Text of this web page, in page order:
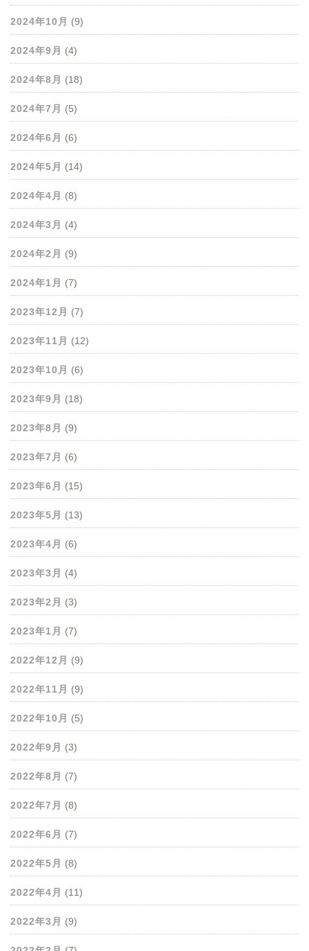
2024年10月 (9)
2024年9月 (4)
2024年8月 (18)
2024年7月 (5)
2024年6月 (6)
2024年5月 (14)
2024年4月 (8)
2024年3月 (4)
2024年2月 (9)
2024年1月 (7)
2023年12月 (7)
2023年11月 (12)
2023年10月 (6)
2023年9月 (18)
2023年8月 (9)
2023年7月 (6)
2023年6月 (15)
2023年5月 (13)
2023年4月 (6)
2023年3月 (4)
2023年2月 (3)
2023年1月 (7)
2022年12月 (9)
2022年11月 (9)
2022年10月 (5)
2022年9月 (3)
2022年8月 (7)
2022年7月 (8)
2022年6月 (7)
2022年5月 (8)
2022年4月 (11)
2022年3月 (9)